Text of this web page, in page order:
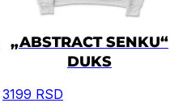
„ABSTRACT SENKU“
DUKS
3199 RSD